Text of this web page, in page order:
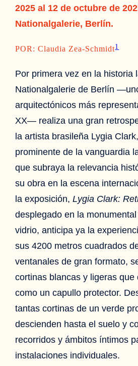
2025 al 12 de octubre de
Nationalgalerie, Berlín.
POR: Claudia Zea-Schmidt1
Por primera vez en la historia
Nationalgalerie de Berlín
arquitectónicos más
XX— realiza una gran
la artista brasileña Lygia
prominente de la vanguardia
que subraya la relevancia
su obra en la escena
la exposición,Lygia Clark:
desplegado en la
vidrio, anticipa ya la
sus 4200 metros cuadrados
ventanales de gran formato,
cortinas blancas y ligeras que
como un capullo protector.
tantas cortinas de un verde
descienden hasta el suelo y
recorridos y ámbitos íntimos
instalaciones individuales.